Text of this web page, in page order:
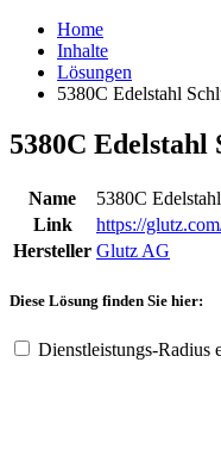
Home
Inhalte
Lösungen
5380C Edelstahl
5380C Edelstahl
Name
5380C
Link
https://
Hersteller Glutz AG
Diese Lösung finden Sie hier:
Dienstleistungs-Radius